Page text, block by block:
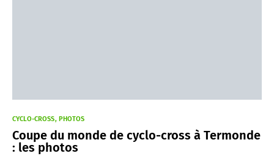
CYCLO-CROSS PHOTOS
Coupe du monde de cyclo-cross à Termonde
: les photos